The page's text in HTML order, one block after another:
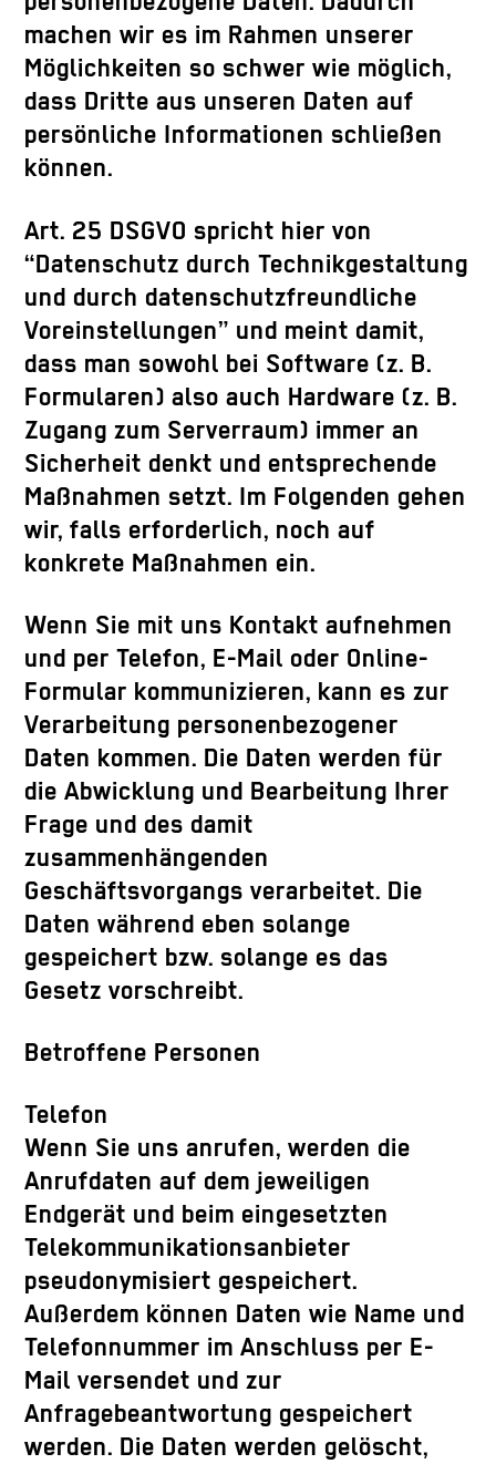
machen wir es im Rahmen unserer
Möglichkeiten so schwer wie möglich,
dass Dritte aus unseren Daten auf
persönliche Informationen schließen
können.
Art. 25 DSGVO spricht hier von
“Datenschutz durch Technikgestaltung
und durch datenschutzfreundliche
Voreinstellungen” und meint damit,
dass man sowohl bei Software (z. B.
Formularen) also auch Hardware (z. B.
Zugang zum Serverraum) immer an
Sicherheit denkt und entsprechende
Maßnahmen setzt. Im Folgenden gehen
wir, falls erforderlich, noch auf
konkrete Maßnahmen ein.
Wenn Sie mit uns Kontakt aufnehmen
und per Telefon, E-Mail oder Online-
Formular kommunizieren, kann es zur
Verarbeitung personenbezogener
Daten kommen. Die Daten werden für
die Abwicklung und Bearbeitung Ihrer
Frage und des damit
zusammenhängenden
Geschäftsvorgangs verarbeitet. Die
Daten während eben solange
gespeichert bzw. solange es das
Gesetz vorschreibt.
Betroffene Personen
Telefon
Wenn Sie uns anrufen, werden die
Anrufdaten auf dem jeweiligen
Endgerät und beim eingesetzten
Telekommunikationsanbieter
pseudonymisiert gespeichert.
Außerdem können Daten wie Name und
Telefonnummer im Anschluss per E-
Mail versendet und zur
Anfragebeantwortung gespeichert
werden. Die Daten werden gelöscht,